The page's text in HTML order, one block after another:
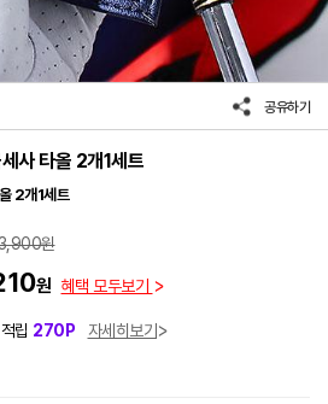
공유하기
사 타올 2개1세트
2개1세트
원
원 혜택 모두보기
립 270P
자세히보기